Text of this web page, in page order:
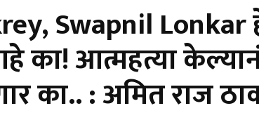
Swapnil Lonkar
का! आत्महत्या
का.. : अमित राज